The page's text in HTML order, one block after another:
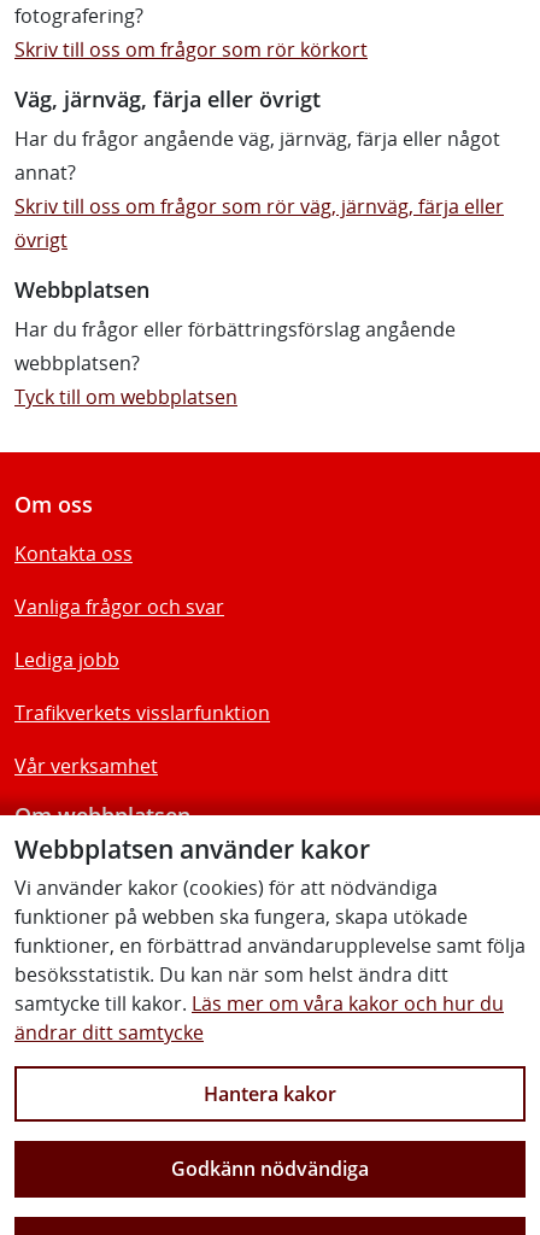
Webbplatsen använder kakor
Vi använder kakor (cookies) för att nödvändiga
funktioner på webben ska fungera, skapa utökade
funktioner, en förbättrad användarupplevelse samt följa
besöksstatistik. Du kan när som helst ändra ditt
samtycke till kakor. Läs mer om våra kakor och hur du
ändrar ditt samtycke
Hantera kakor
Godkänn nödvändiga
fotografering?
Skriv till oss om frågor som rör körkort
Väg, järnväg, färja eller övrigt
Har du frågor angående väg, järnväg, färja eller något
annat?
Skriv till oss om frågor som rör väg, järnväg, färja eller
övrigt
Webbplatsen
Har du frågor eller förbättringsförslag angående
webbplatsen?
Tyck till om webbplatsen
Vi gör Sverige närmare
Om oss
Kontakta oss
Vanliga frågor och svar
Lediga jobb
Trafikverkets visslarfunktion
Vår verksamhet
Om webbplatsen
Tillgänglighetsredogörelse
Följ oss
Facebook Youtube